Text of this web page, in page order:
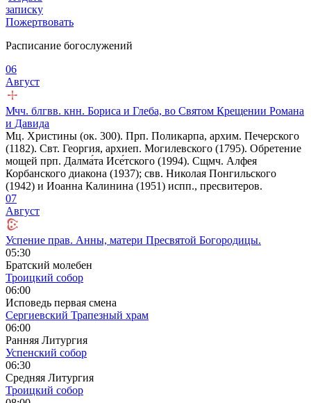
записку
Пожертвовать
Расписание богослужений
06
Август
Мчч. блгвв. кнн. Бориса и Глеба, во Святом Крещении Романа
и Давида
Мц. Христины (ок. 300). Прп. Поликарпа, архим. Печерского
(1182). Свт. Георгия, архиеп. Могилевского (1795). Обретение
мощей прп. Далма́та Исе́тского (1994). Сщмч. Алфея
Корбанского диакона (1937); свв. Николая Понгильского
(1942) и Иоанна Калинина (1951) испп., пресвитеров.
07
Август
Успение прав. Анны, матери Пресвятой Богородицы.
05:30
Братский молебен
Троицкий собор
06:00
Исповедь первая смена
Сергиевский Трапезный храм
06:00
Ранняя Литургия
Успенский собор
06:30
Средняя Литургия
Троицкий собор